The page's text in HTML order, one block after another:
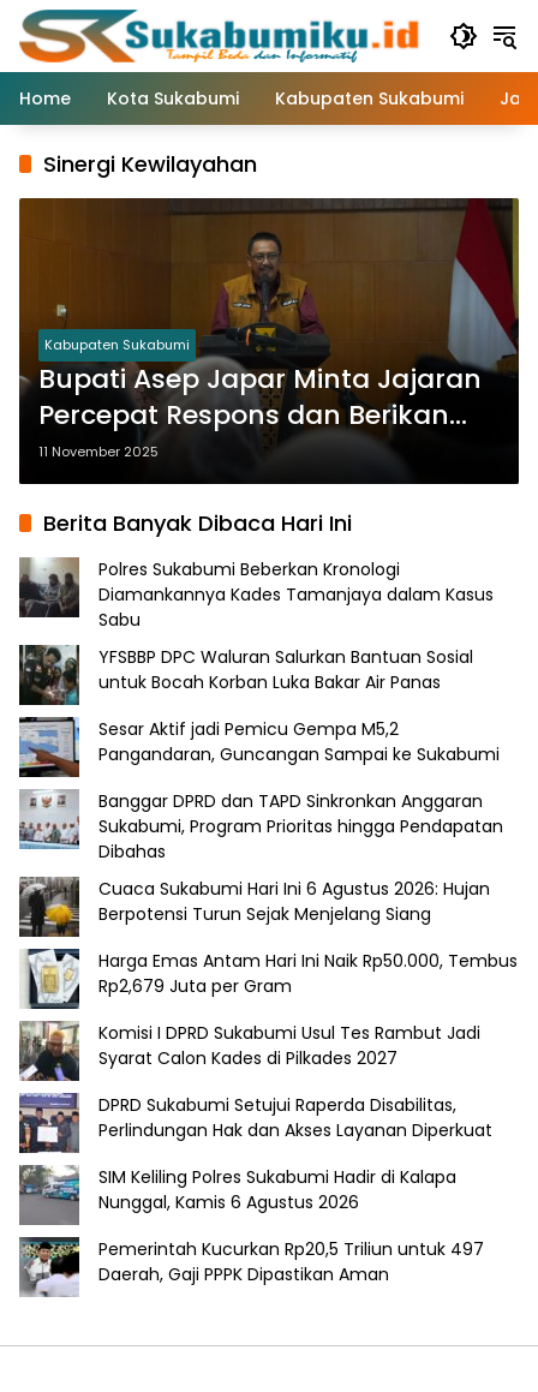
Langsung
konten
Home
Kota Sukabumi Kabupaten Sukabumi
Sinergi Kewilayahan
Kabupaten Sukabumi
Bupati Asep Japar Minta Jajaran
Percepat Respons dan Berikan
Pelayanan Sepenuh Hati
11 November 2025
Berita Banyak Dibaca Hari Ini
Polres Sukabumi Beberkan Kronologi
Diamankannya Kades Tamanjaya dalam Kasus
Sabu
YFSBBP DPC Waluran Salurkan Bantuan Sosial
untuk Bocah Korban Luka Bakar Air Panas
Sesar Aktif jadi Pemicu Gempa M5,2
Pangandaran, Guncangan Sampai ke Sukabumi
Banggar DPRD dan TAPD Sinkronkan Anggaran
Sukabumi, Program Prioritas hingga Pendapatan
Dibahas
Cuaca Sukabumi Hari Ini 6 Agustus 2026: Hujan
Berpotensi Turun Sejak Menjelang Siang
Harga Emas Antam Hari Ini Naik Rp50.000, Tembus
Rp2,679 Juta per Gram
Komisi I DPRD Sukabumi Usul Tes Rambut Jadi
Syarat Calon Kades di Pilkades 2027
DPRD Sukabumi Setujui Raperda Disabilitas,
Perlindungan Hak dan Akses Layanan Diperkuat
SIM Keliling Polres Sukabumi Hadir di Kalapa
Nunggal, Kamis 6 Agustus 2026
Pemerintah Kucurkan Rp20,5 Triliun untuk 497
Daerah, Gaji PPPK Dipastikan Aman